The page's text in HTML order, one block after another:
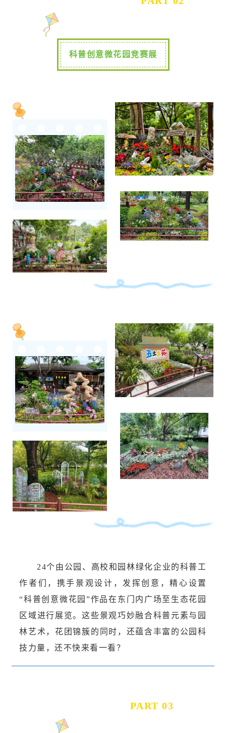
科普创意微花园竞赛展
24个由公园、高校和园林绿化企业的科普工
作者们，携手景观设计，发挥创意，精心设置
“科普创意微花园”作品在东门内广场至生态花园
区域进行展览。这些景观巧妙融合科普元素与园
林艺术，花团锦簇的同时，还蕴含丰富的公园科
技力量，还不快来看一看？
PART 03